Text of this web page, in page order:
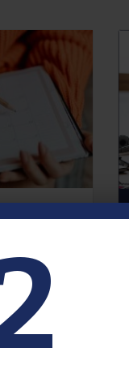
a